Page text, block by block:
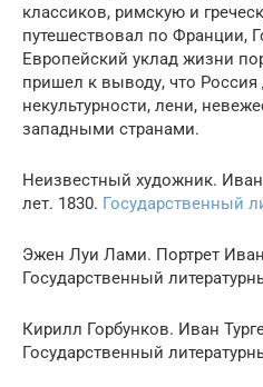
классиков, римскую и
путешествовал по Франции,
Европейский уклад жизни
пришел к выводу, что
некультурности, лени,
западными странами.
Неизвестный художник. Иван
лет. 1830. Государственный
Эжен Луи Лами. Портрет
Государственный
Кирилл Горбунков. Иван
Государственный